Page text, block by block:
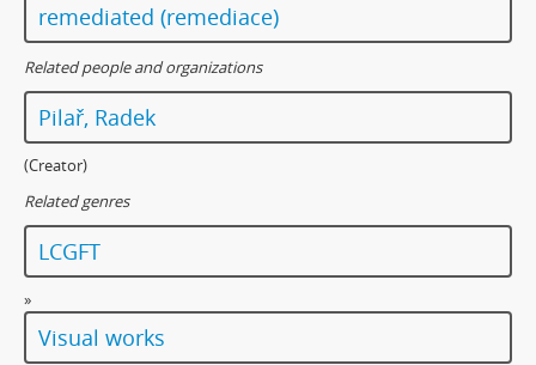
remediated (remediace)
Related people and organizations
Pilař, Radek
(Creator)
Related genres
LCGFT
»
Visual works